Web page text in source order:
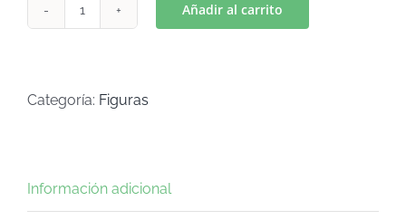
4
cantidad
Añadir al carrito
Categoría: Figuras
Información adicional